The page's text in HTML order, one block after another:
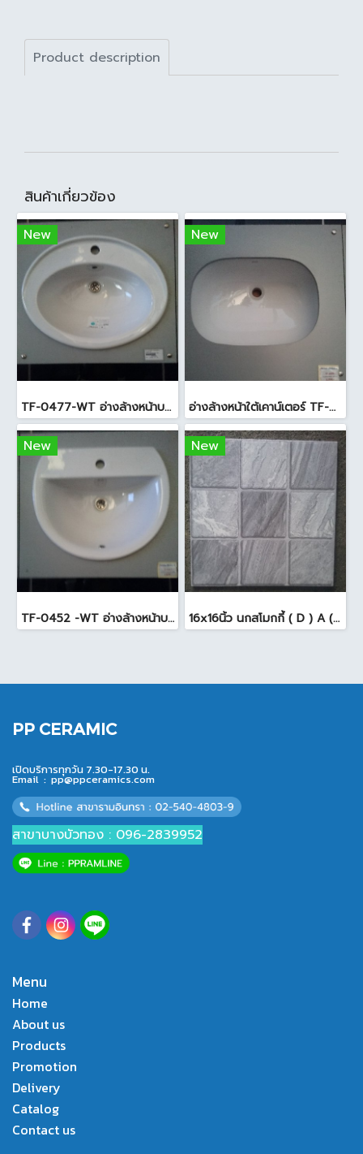
Product description
สินค้าเกี่ยวข้อง
New
TF-0477-WT อ่างล้างหน้าบนเคาน์เตอร์ สีขาว
New
อ่างล้างหน้าใต้เคาน์เตอร์ TF-0458 สีขาว
New
TF-0452 -WT อ่างล้างหน้าบนเคาน์เตอร์ สีขาว
New
16x16นิ้ว นกสโมกกี้ ( D ) A (Pack6)
PP CERAMIC
เปิดบริการทุกวัน 7.30-17.30 น.
Email : pp@ppceramics.com
สาขาบางบัวทอง : 096-2839952
Menu
Home
About us
Products
Promotion
Delivery
Catalog
Contact us